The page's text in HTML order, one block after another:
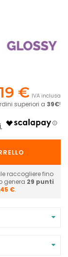
€ IVA inclusa
superiori a 39€!
raccogliere fino
genera 29 punti
€.